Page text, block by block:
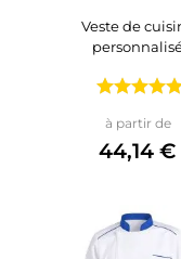
Veste de
à partir de
44,14 €